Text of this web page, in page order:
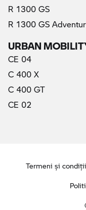
R 1300 GS
R 1300 GS
URBAN
CE 04
C 400 X
C 400 GT
CE 02
Termeni şi condiţii